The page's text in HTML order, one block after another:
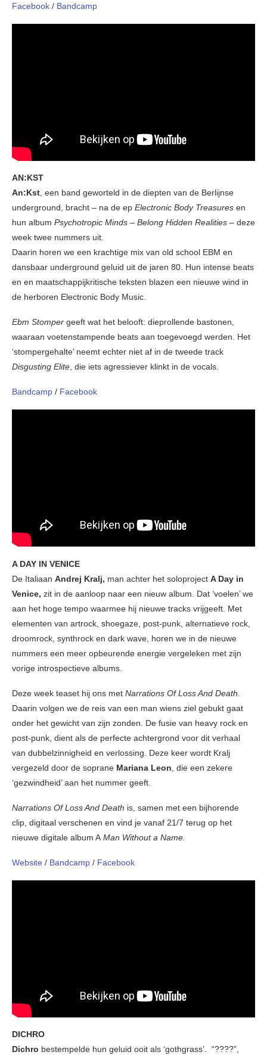
Facebook / Bandcamp
AN:KST
An:Kst, een band geworteld in de diepten van de Berlijnse
underground, bracht – na de ep Electronic Body Treasures en
hun album Psychotropic Minds – Belong Hidden Realities – deze
week twee nummers uit.
Daarin horen we een krachtige mix van old school EBM en
dansbaar underground geluid uit de jaren 80. Hun intense beats
en en maatschappijkritische teksten blazen een nieuwe wind in
de herboren Electronic Body Music.
Ebm Stomper geeft wat het belooft: dieprollende bastonen,
waaraan voetenstampende beats aan toegevoegd werden. Het
‘stompergehalte’ neemt echter niet af in de tweede track
Disgusting Elite, die iets agressiever klinkt in de vocals.
Bandcamp / Facebook
A DAY IN VENICE
De Italiaan Andrej Kralj, man achter het soloproject A Day in
Venice, zit in de aanloop naar een nieuw album. Dat ‘voelen’ we
aan het hoge tempo waarmee hij nieuwe tracks vrijgeeft. Met
elementen van artrock, shoegaze, post-punk, alternatieve rock,
droomrock, synthrock en dark wave, horen we in de nieuwe
nummers een meer opbeurende energie vergeleken met zijn
vorige introspectieve albums.
Deze week teaset hij ons met Narrations Of Loss And Death.
Daarin volgen we de reis van een man wiens ziel gebukt gaat
onder het gewicht van zijn zonden. De fusie van heavy rock en
post-punk, dient als de perfecte achtergrond voor dit verhaal
van dubbelzinnigheid en verlossing. Deze keer wordt Kralj
vergezeld door de soprane Mariana Leon , die een zekere
‘gezwindheid’ aan het nummer geeft.
Narrations Of Loss And Death is, samen met een bijhorende
clip, digitaal verschenen en vind je vanaf 21/7 terug op het
nieuwe digitale album A Man Without a Name.
Website / Bandcamp / Facebook
DICHRO
Dichro bestempelde hun geluid ooit als ‘gothgrass’. “????”,